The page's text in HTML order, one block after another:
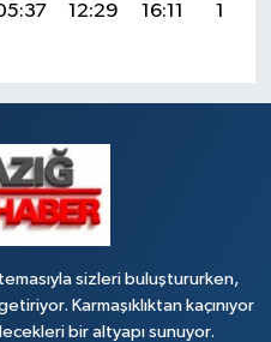
12:29 16:11 19:10
sizleri buluştururken,
Karmaşıklıktan kaçınıyor
bir altyapı sunuyor.